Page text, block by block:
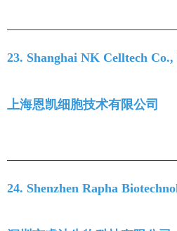
23. Shanghai NK Celltech
上海恩凯细胞技术有限公司
24. Shenzhen Rapha